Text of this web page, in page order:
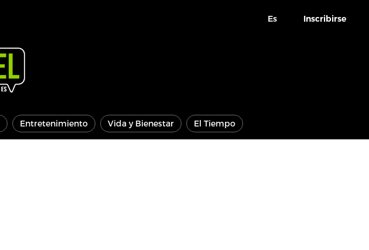
Es Inscribirse
Entretenimiento Vida y Bienestar El Tiempo